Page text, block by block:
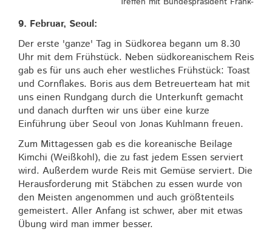
9. Februar, Seoul:
Der erste 'ganze' Tag in Südkorea begann um 8.30
Uhr mit dem Frühstück. Neben südkoreanischem Reis
gab es für uns auch eher westliches Frühstück: Toast
und Cornflakes. Boris aus dem Betreuerteam hat mit
uns einen Rundgang durch die Unterkunft gemacht
und danach durften wir uns über eine kurze
Einführung über Seoul von Jonas Kuhlmann freuen.
Zum Mittagessen gab es die koreanische Beilage
Kimchi (Weißkohl), die zu fast jedem Essen serviert
wird. Außerdem wurde Reis mit Gemüse serviert. Die
Herausforderung mit Stäbchen zu essen wurde von
den Meisten angenommen und auch größtenteils
gemeistert. Aller Anfang ist schwer, aber mit etwas
Übung wird man immer besser.